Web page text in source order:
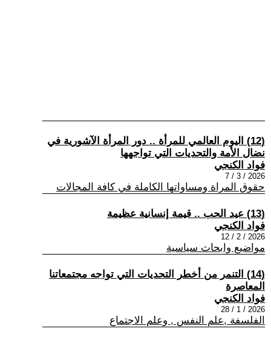
(12) اليوم العالمي للمرأة .. دور المرأة الآشورية في
نضال الأمة والتحديات التي تواجهها
فواد الكنجي
2026 / 3 / 7
حقوق المراة ومساواتها الكاملة في كافة المجالات
(13) عيد الحب .. قيمة إنسانية عظيمة
فواد الكنجي
2026 / 2 / 12
مواضيع وابحاث سياسية
(14) التنمر من أخطر التحديات التي تواجه مجتمعاتنا
المعاصرة
فواد الكنجي
2026 / 1 / 28
الفلسفة ,علم النفس , وعلم الاجتماع